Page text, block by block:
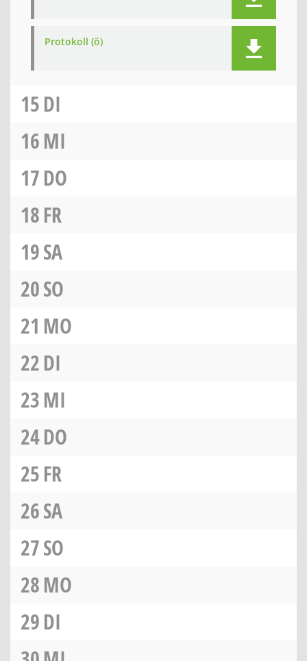
Protokoll (ö)
15DI
16MI
17DO
18FR
19SA
20SO
21 MO
22DI
23MI
24DO
25FR
26SA
27SO
28MO
29DI